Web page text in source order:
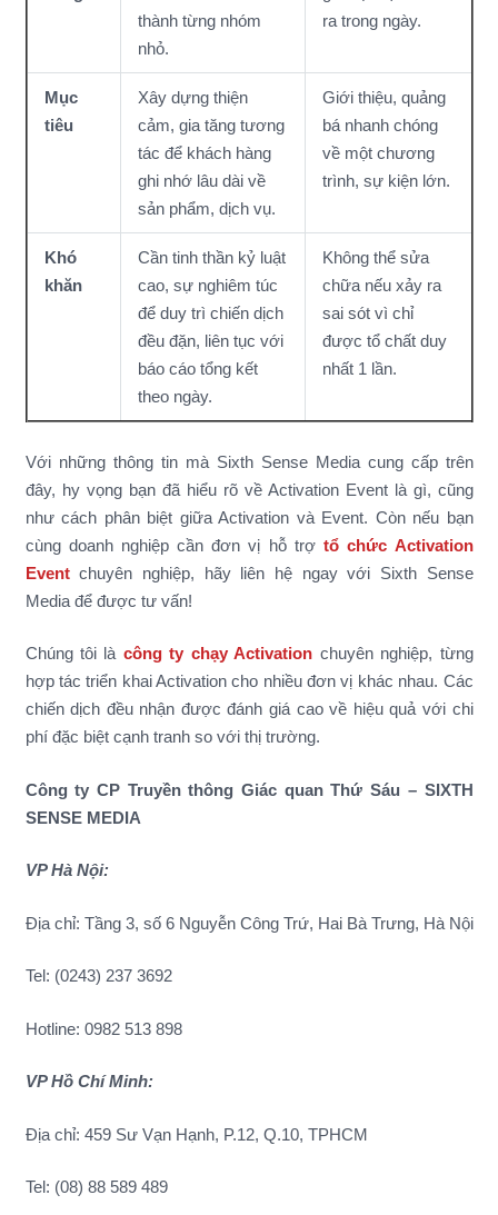
thành từng nhóm
nhỏ.
ra trong ngày.
Mục
tiêu
Xây dựng thiện
cảm, gia tăng tương
tác để khách hàng
ghi nhớ lâu dài về
sản phẩm, dịch vụ.
Giới thiệu, quảng
bá nhanh chóng
về một chương
trình, sự kiện lớn.
Khó
khăn
Cần tinh thần kỷ luật
cao, sự nghiêm túc
để duy trì chiến dịch
đều đặn, liên tục với
báo cáo tổng kết
theo ngày.
Không thể sửa
chữa nếu xảy ra
sai sót vì chỉ
được tổ chất duy
nhất 1 lần.
Với những thông tin mà Sixth Sense Media cung cấp trên
đây, hy vọng bạn đã hiểu rõ về Activation Event là gì, cũng
như cách phân biệt giữa Activation và Event. Còn nếu bạn
cùng doanh nghiệp cần đơn vị hỗ trợtổ chức Activation
Eventchuyên nghiệp, hãy liên hệ ngay với Sixth Sense
Media để được tư vấn!
Chúng tôi là công ty chạy Activation chuyên nghiệp, từng
hợp tác triển khai Activation cho nhiều đơn vị khác nhau. Các
chiến dịch đều nhận được đánh giá cao về hiệu quả với chi
phí đặc biệt cạnh tranh so với thị trường.
Công ty CP Truyền thông Giác quan Thứ Sáu – SIXTH
SENSE MEDIA
VP Hà Nội:
Địa chỉ: Tầng 3, số 6 Nguyễn Công Trứ, Hai Bà Trưng, Hà Nội
Tel: (0243) 237 3692
Hotline: 0982 513 898
VP Hồ Chí Minh:
Địa chỉ: 459 Sư Vạn Hạnh, P.12, Q.10, TPHCM
Tel: (08) 88 589 489